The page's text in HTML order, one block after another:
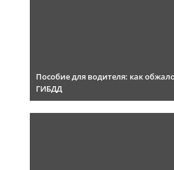
Пособие для водителя: как
ГИБДД